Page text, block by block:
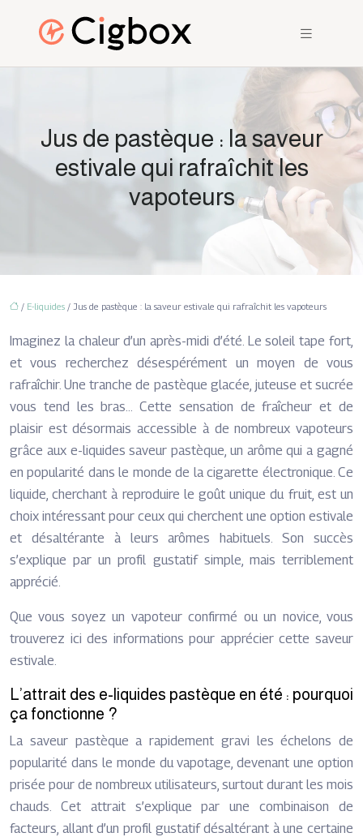
Jus de pastèque : la saveur
estivale qui rafraîchit les
vapoteurs
/ E-liquides / Jus de pastèque : la saveur estivale qui rafraîchit les vapoteurs
Imaginez la chaleur d’un après-midi d’été. Le soleil tape fort,
et vous recherchez désespérément un moyen de vous
rafraîchir. Une tranche de pastèque glacée, juteuse et sucrée
vous tend les bras… Cette sensation de fraîcheur et de
plaisir est désormais accessible à de nombreux vapoteurs
grâce aux e-liquides saveur pastèque, un arôme qui a gagné
en popularité dans le monde de la cigarette électronique. Ce
liquide, cherchant à reproduire le goût unique du fruit, est un
choix intéressant pour ceux qui cherchent une option estivale
et désaltérante à leurs arômes habituels. Son succès
s’explique par un profil gustatif simple, mais terriblement
apprécié.
Que vous soyez un vapoteur confirmé ou un novice, vous
trouverez ici des informations pour apprécier cette saveur
estivale.
L’attrait des e-liquides pastèque en été : pourquoi
ça fonctionne ?
La saveur pastèque a rapidement gravi les échelons de
popularité dans le monde du vapotage, devenant une option
prisée pour de nombreux utilisateurs, surtout durant les mois
chauds. Cet attrait s’explique par une combinaison de
facteurs, allant d’un profil gustatif désaltérant à une certaine